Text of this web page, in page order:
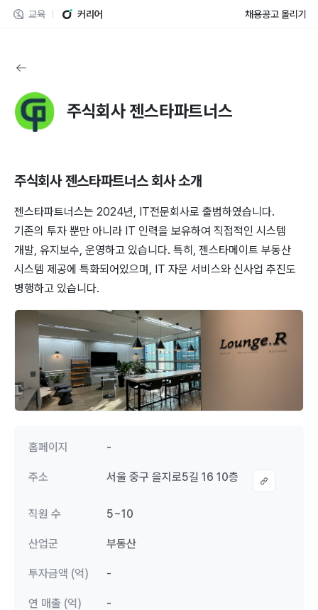
교육 커리어 채용공고 올리기
주식회사 젠스타파트너스
주식회사 젠스타파트너스회사 소개
젠스타파트너스는 2024년, IT전문회사로 출범하였습니다.
기존의 투자 뿐만 아니라 IT 인력을 보유하여 직접적인 시스템
개발, 유지보수, 운영하고 있습니다. 특히, 젠스타메이트 부동산
시스템 제공에 특화되어있으며, IT 자문 서비스와 신사업 추진도
병행하고 있습니다.
홈페이지 -
주소 서울 중구 을지로5길 16 10층
직원 수 5~10
산업군 부동산
투자금액 (억) -
연 매출 (억) -